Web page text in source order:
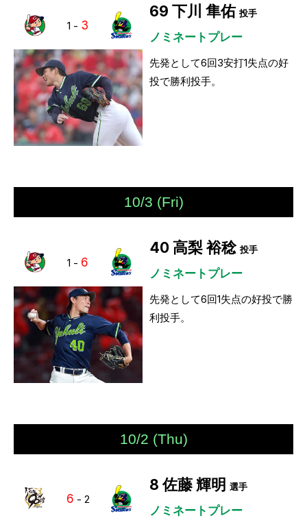
1 - 3
69 下川 隼佑 投手
ノミネートプレー
先発として6回3安打1失点の好
投で勝利投手。
10/3 (Fri)
1 - 6
40 高梨 裕稔 投手
ノミネートプレー
先発として6回1失点の好投で勝
利投手。
10/2 (Thu)
6 - 2
8 佐藤 輝明 選手
ノミネートプレー